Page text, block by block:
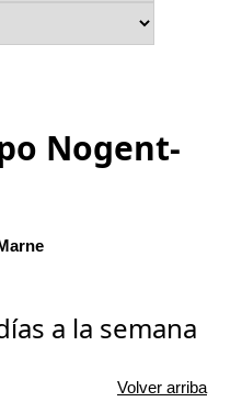
Nogent-
a la semana
Volver arriba